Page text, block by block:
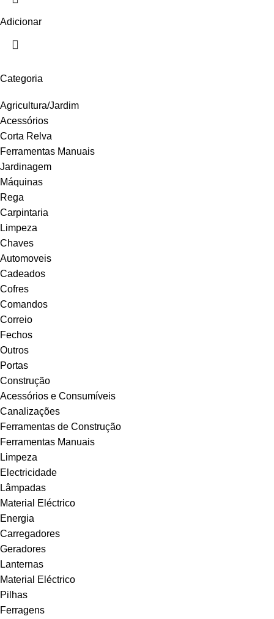
Categoria
Agricultura/Jardim
Acessórios
Corta Relva
Ferramentas Manuais
Jardinagem
Máquinas
Rega
Carpintaria
Limpeza
Chaves
Automoveis
Cadeados
Cofres
Comandos
Correio
Fechos
Outros
Portas
Construção
Acessórios e Consumíveis
Canalizações
Ferramentas de Construção
Ferramentas Manuais
Limpeza
Electricidade
Lâmpadas
Material Eléctrico
Energia
Carregadores
Geradores
Lanternas
Material Eléctrico
Pilhas
Ferragens
Adicionar